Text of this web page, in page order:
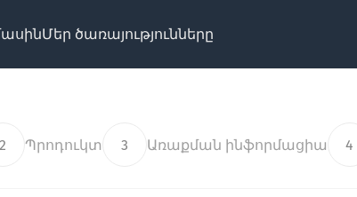
Մեր ծառայությունները
2 Պրոդուկտ 3 Առաքման ինֆորմացիա 4